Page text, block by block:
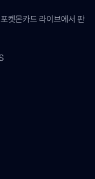
켓몬카드 라이브에서 판